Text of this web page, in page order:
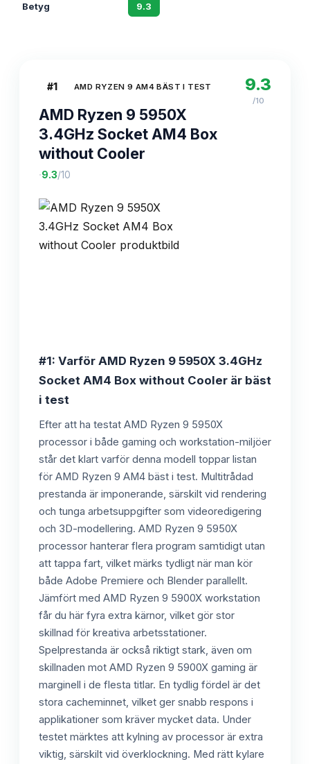
Betyg 9.3
#1 AMD RYZEN 9 AM4 BÄST I TEST
AMD Ryzen 9 5950X
3.4GHz Socket AM4 Box
without Cooler
·9.3/10
9.3
/10
#1: Varför AMD Ryzen 9 5950X 3.4GHz
Socket AM4 Box without Cooler är bäst
i test
Efter att ha testat AMD Ryzen 9 5950X
processor i både gaming och workstation-miljöer
står det klart varför denna modell toppar listan
för AMD Ryzen 9 AM4 bäst i test. Multitrådad
prestanda är imponerande, särskilt vid rendering
och tunga arbetsuppgifter som videoredigering
och 3D-modellering. AMD Ryzen 9 5950X
processor hanterar flera program samtidigt utan
att tappa fart, vilket märks tydligt när man kör
både Adobe Premiere och Blender parallellt.
Jämfört med AMD Ryzen 9 5900X workstation
får du här fyra extra kärnor, vilket gör stor
skillnad för kreativa arbetsstationer.
Spelprestanda är också riktigt stark, även om
skillnaden mot AMD Ryzen 9 5900X gaming är
marginell i de flesta titlar. En tydlig fördel är det
stora cacheminnet, vilket ger snabb respons i
applikationer som kräver mycket data. Under
testet märktes att kylning av processor är extra
viktig, särskilt vid överklockning. Med rätt kylare